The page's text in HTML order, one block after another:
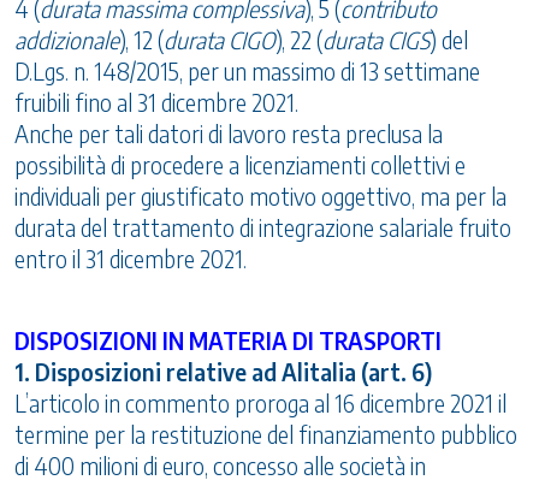
4 (durata massima complessiva), 5 (contributo
addizionale), 12 (durata CIGO), 22 (durata CIGS) del
D.Lgs. n. 148/2015, per un massimo di 13 settimane
fruibili fino al 31 dicembre 2021.
Anche per tali datori di lavoro resta preclusa la
possibilità di procedere a licenziamenti collettivi e
individuali per giustificato motivo oggettivo, ma per la
durata del trattamento di integrazione salariale fruito
entro il 31 dicembre 2021.
DISPOSIZIONI IN MATERIA DI TRASPORTI
1. Disposizioni relative ad Alitalia (art. 6)
L’articolo in commento proroga al 16 dicembre 2021 il
termine per la restituzione del finanziamento pubblico
di 400 milioni di euro, concesso alle società in